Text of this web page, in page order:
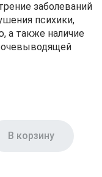
заболеваний
психики,
а также наличие
В корзину